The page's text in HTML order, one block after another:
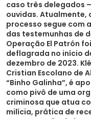
caso três delegados
ouvidas. Atualmente,
processo segue com
das testemunhas de
Operação El Patrón foi
deflagrada no início
dezembro de 2023.
Cristian Escolano de
“Binho Galinha”, é
como pivô de uma
criminosa que atua
milícia, prática de